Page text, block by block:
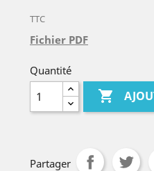
TTC
Fichier PDF
Quantité

Partager